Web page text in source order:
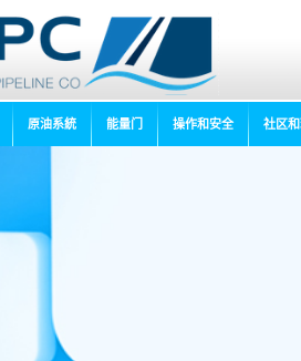
原油系統 能量门 操作和安全 社区